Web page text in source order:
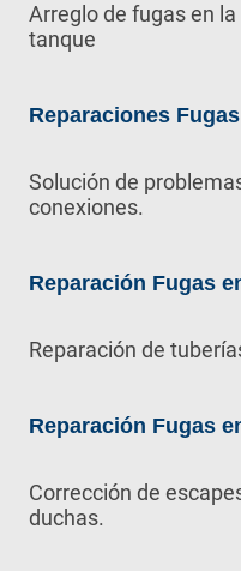
Arreglo de fugas en la
tanque
Reparaciones
Solución de
conexiones.
Reparación Fugas
Reparación de
Reparación Fugas
Corrección de
duchas.